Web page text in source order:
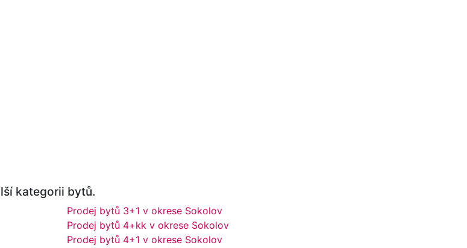
kategorii bytů.
Prodej bytů 3+1 v okrese Sokolov
Prodej bytů 4+kk v okrese Sokolov
Prodej bytů 4+1 v okrese Sokolov